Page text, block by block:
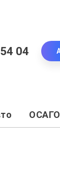
04
ОСАГО